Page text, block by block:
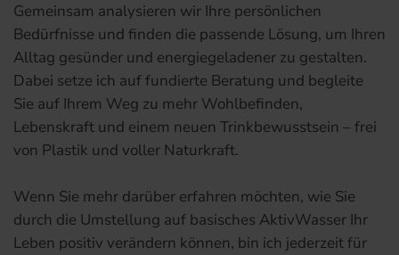
Gemeinsam analysieren wir Ihre persönlichen
Bedürfnisse und finden die passende Lösung, um Ihren
Alltag gesünder und energiegeladener zu gestalten.
Dabei setze ich auf fundierte Beratung und begleite
Sie auf Ihrem Weg zu mehr Wohlbefinden,
Lebenskraft und einem neuen Trinkbewusstsein – frei
von Plastik und voller Naturkraft.
Wenn Sie mehr darüber erfahren möchten, wie Sie
durch die Umstellung auf basisches AktivWasser Ihr
Leben positiv verändern können, bin ich jederzeit für